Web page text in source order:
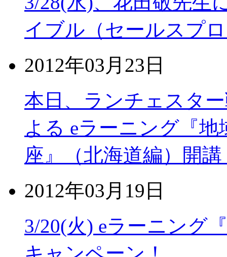
イブル（セールスプ
2012年03月23日
本日、ランチェスタ
よる eラーニング『
座』（北海道編）開講
2012年03月19日
3/20(火) eラーニング